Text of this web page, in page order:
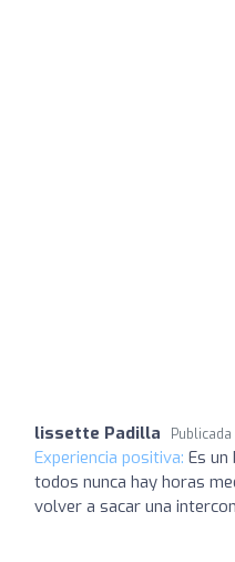
lissette Padilla Publicada
Experiencia positiva: Es un
todos nunca hay horas
volver a sacar una